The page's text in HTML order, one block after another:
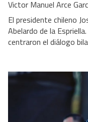
Victor Manuel Arce
El presidente chileno
Abelardo de la
centraron el diálogo